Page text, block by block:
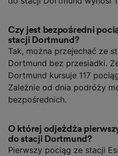
Czy jest bezpośredni
stacji Dortmund?
Tak, można przejechać ze
Dortmund bez przesiadki.
Dortmund kursuje 117
Zależnie od dnia podróży
bezpośrednich.
O której odjeżdża
do stacji Dortmund?
Pierwszy pociąg ze stacji